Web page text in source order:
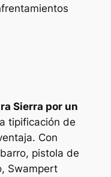
Sierra por un
tipificación de
Con
pistola de
Swampert